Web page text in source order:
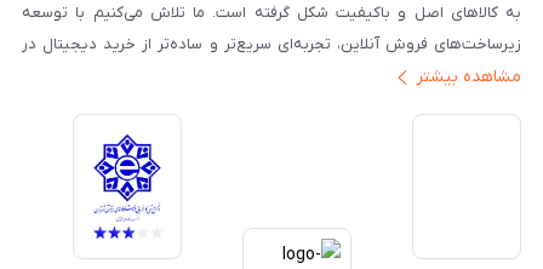
به کالاهای اصل و باکیفیت شکل گرفته است. ما تلاش می‌کنیم با توسعه
زیرساخت‌های فروش آنلاین، تجربه‌ای سریع‌تر و ساده‌تر از خرید دیجیتال در
ایران ارائه دهیم. تبدیل‌شدن به مرجعی قابل اعتماد برای خرید کالای دیجیتال،
خدمات و به‌روزرسانی مداوم محصولات، مسیر ما را روشن‌تر می‌کند. ما باور
داریم آینده بازار دیجیتال متعلق به کسب‌وکارهایی است که صداقت و شفافیت
را در اولویت قرار می‌دهند. گوشی آنلاین با تکیه بر تجربه و تخصص، با قدرت به
سمت تحقق این چشم‌انداز حرکت می‌کند.
مشاهده بیشتر